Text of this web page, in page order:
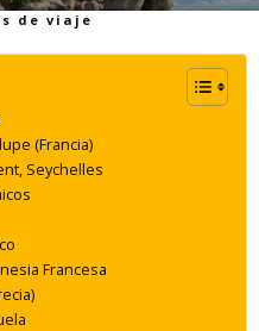
de viaje
(Francia)
Seychelles
Francesa